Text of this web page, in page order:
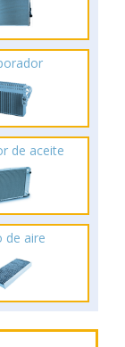
de aceite
de aire